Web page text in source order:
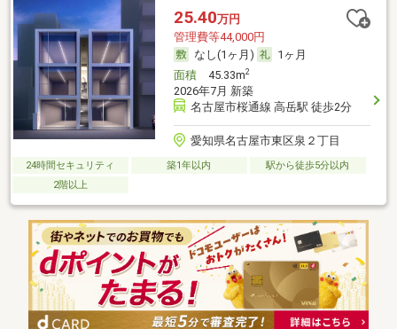
25.40万円
管理費等44,000円
なし(1ヶ月)
1ヶ月
面積45.33m2
2026年7月 新築
名古屋市桜通線 高岳駅 徒歩2分
愛知県名古屋市東区泉２丁目
24時間セキュリティ 築1年以内
駅から徒歩5分以内
2階以上